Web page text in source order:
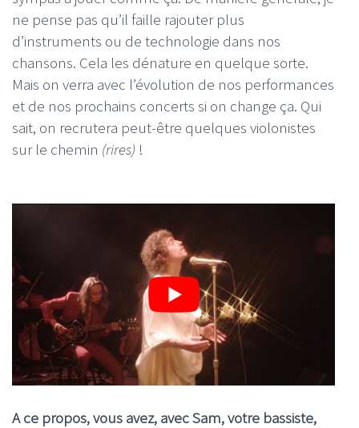
ne pense pas qu’il faille rajouter plus
d’instruments ou de technologie dans nos
chansons. Cela les dénature en quelque sorte.
Mais on verra avec l’évolution de nos performances
et de nos prochains concerts si on change ça. Qui
sait, on recrutera peut-être quelques violonistes
sur le chemin (rires) !
A ce propos, vous avez, avec Sam, votre bassiste,